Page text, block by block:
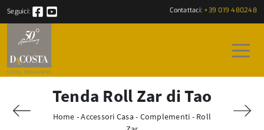
Seguici: Contattaci: +39 019 480248
Tenda Roll Zar di Tao
Home -Accessori Casa - Complementi - Roll